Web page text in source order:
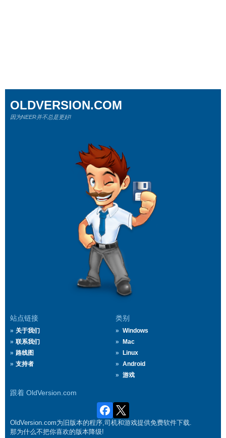
站点链接
关于我们
联系我们
路线图
支持者
类别
Windows
Mac
Linux
Android
游戏
跟着 OldVersion.com
OLDVERSION.COM
因为NEER并不总是更好!
OldVersion.com为旧版本的程序,司机和游戏提供免费软件下载.
那为什么不把你喜欢的版本降级!